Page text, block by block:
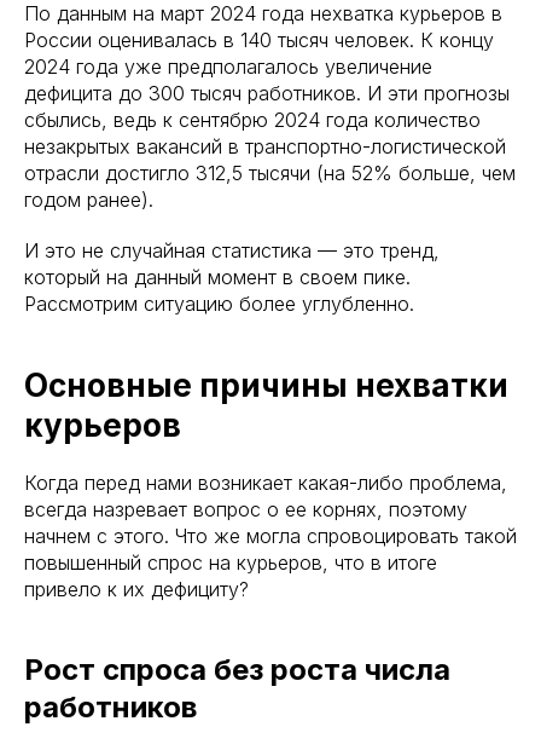
По данным на март 2024 года нехватка курьеров в
России оценивалась в 140 тысяч человек. К концу
2024 года уже предполагалось увеличение
дефицита до 300 тысяч работников. И эти прогнозы
сбылись, ведь к сентябрю 2024 года количество
незакрытых вакансий в транспортно-логистической
отрасли достигло 312,5 тысячи (на 52% больше, чем
годом ранее).
И это не случайная статистика — это тренд,
который на данный момент в своем пике.
Рассмотрим ситуацию более углубленно.
Основные причины нехватки
курьеров
Когда перед нами возникает какая-либо проблема,
всегда назревает вопрос о ее корнях, поэтому
начнем с этого. Что же могла спровоцировать такой
повышенный спрос на курьеров, что в итоге
привело к их дефициту?
Рост спроса без роста числа
работников